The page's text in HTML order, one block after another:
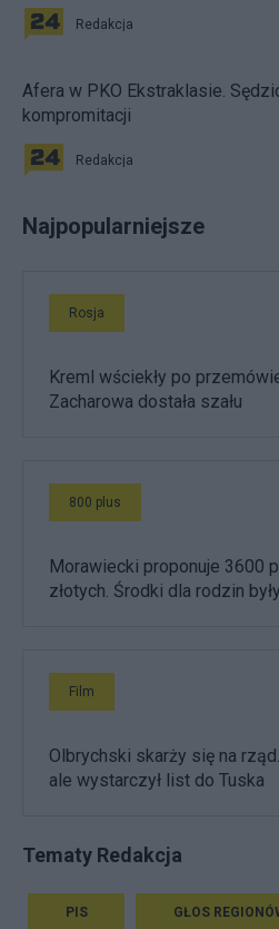
Redakcja
Afera w PKO Ekstraklasie.
kompromitacji
Redakcja
Najpopularniejsze
Rosja
Kreml wściekły po
Zacharowa dostała szału
800 plus
Morawiecki proponuje 3600
złotych. Środki dla rodzin
Film
Olbrychski skarży się na
ale wystarczył list do Tuska
Tematy Redakcja
PIS GŁOS